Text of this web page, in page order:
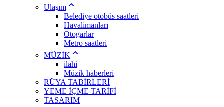
Ulaşım
Belediye otobüs saatleri
Havalimanları
Otogarlar
Metro saatleri
MÜZİK
ilahi
Müzik haberleri
RÜYA TABİRLERİ
YEME İÇME TARİFİ
TASARIM